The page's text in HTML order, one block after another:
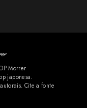
rapidamente
muitos
de streaming e
também sejam
Morrer
japonesa.
Cite a fonte